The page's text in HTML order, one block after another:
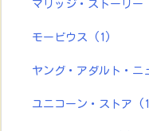
マリッジ・ストーリー
モービウス (1)
ヤング・アダルト・ニ
ユニコーン・ストア